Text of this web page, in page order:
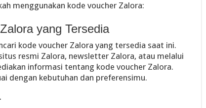
menggunakan kode voucher Zalora:
yang Tersedia
kode voucher Zalora yang tersedia saat ini.
resmi Zalora, newsletter Zalora, atau melalui
informasi tentang kode voucher Zalora.
dengan kebutuhan dan preferensimu.